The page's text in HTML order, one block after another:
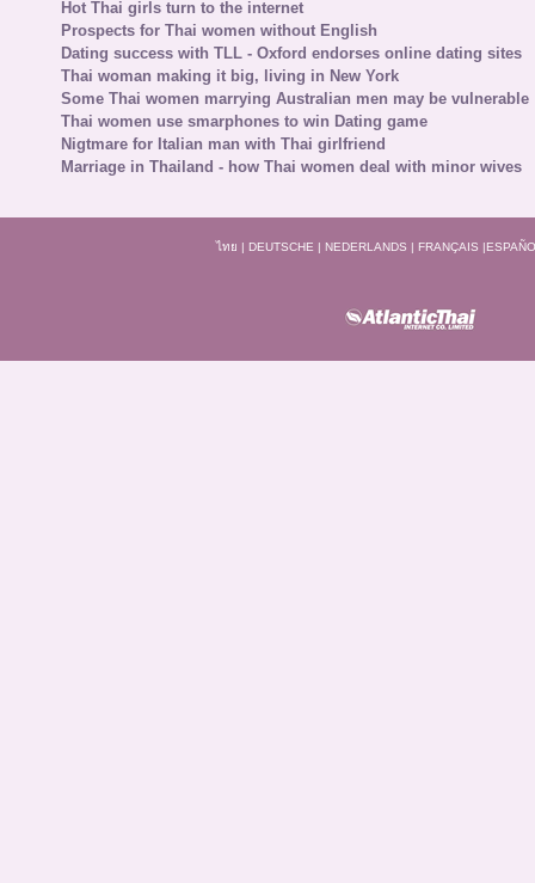
Hot Thai girls turn to the internet
Prospects for Thai women without English
Dating success with TLL - Oxford endorses online dating sites
Thai woman making it big, living in New York
Some Thai women marrying Australian men may be vulnerable
Thai women use smarphones to win Dating game
Nigtmare for Italian man with Thai girlfriend
Marriage in Thailand - how Thai women deal with minor wives
ไทย | DEUTSCHE | NEDERLANDS | FRANÇAIS |